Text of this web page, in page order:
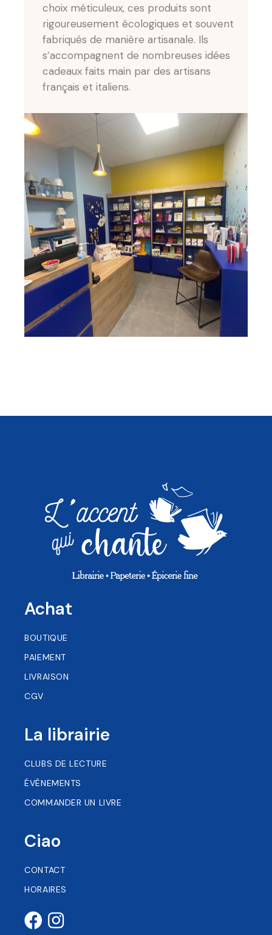
choix méticuleux, ces produits sont
rigoureusement écologiques et souvent
fabriqués de manière artisanale. Ils
s’accompagnent de nombreuses idées
cadeaux faits main par des artisans
français et italiens.
Achat
BOUTIQUE
PAIEMENT
LIVRAISON
CGV
La librairie
CLUBS DE LECTURE
ÉVÈNEMENTS
COMMANDER UN LIVRE
Ciao
CONTACT
HORAIRES